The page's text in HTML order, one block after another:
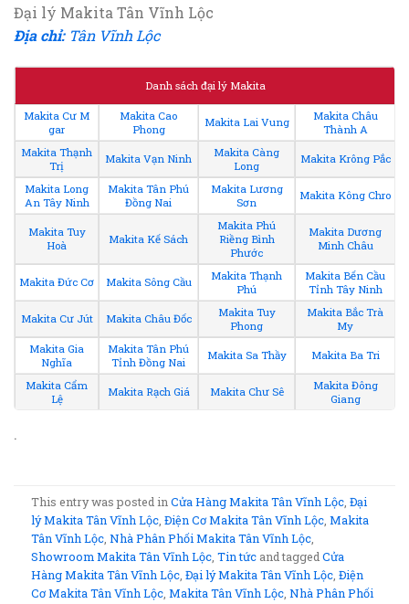
Đại lý Makita Tân Vĩnh Lộc
Địa chỉ: Tân Vĩnh Lộc
Danh sách đại lý Makita
Makita Cư M
gar
Makita Cao
Phong
Makita Lai Vung
Makita Châu
Thành A
Makita Thạnh
Trị
Makita Vạn Ninh
Makita Càng
Long
Makita Krông Pắc
Makita Long
An Tây Ninh
Makita Tân Phú
Đồng Nai
Makita Lương
Sơn
Makita Kông Chro
Makita Tuy
Hoà
Makita Kế Sách
Makita Phú
Riềng Bình
Phước
Makita Dương
Minh Châu
Makita Đức Cơ Makita Sông Cầu
Makita Thạnh
Phú
Makita Bến Cầu
Tỉnh Tây Ninh
Makita Cư Jút Makita Châu Đốc
Makita Tuy
Phong
Makita Bắc Trà
My
Makita Gia
Nghĩa
Makita Tân Phú
Tỉnh Đồng Nai
Makita Sa Thầy Makita Ba Tri
Makita Cẩm
Lệ
Makita Rạch Giá Makita Chư Sê
Makita Đông
Giang
.
This entry was posted inCửa Hàng Makita Tân Vĩnh Lộc ,Đại
lý Makita Tân Vĩnh Lộc ,Điện Cơ Makita Tân Vĩnh Lộc ,Makita
Tân Vĩnh Lộc ,Nhà Phân Phối Makita Tân Vĩnh Lộc
Showroom Makita Tân Vĩnh Lộc ,Tin tức and taggedCửa
Hàng Makita Tân Vĩnh Lộc ,Đại lý Makita Tân Vĩnh Lộc ,Điện
Cơ Makita Tân Vĩnh Lộc ,Makita Tân Vĩnh Lộc ,Nhà Phân Phối